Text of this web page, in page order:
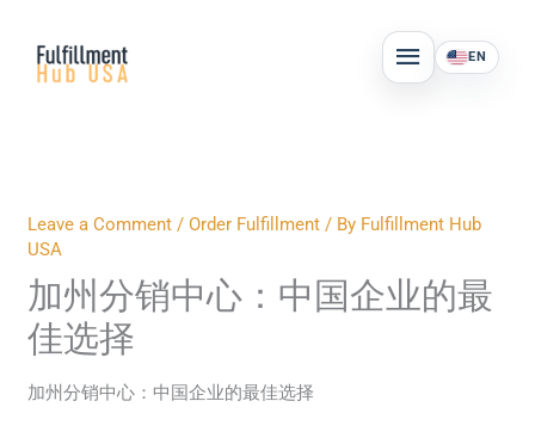
content
MAIN
MENU
EN
Leave a Comment /Order Fulfillment / By Fulfillment Hub
USA
加州分销中心：中国企业的最
佳选择
加州分销中心：中国企业的最佳选择